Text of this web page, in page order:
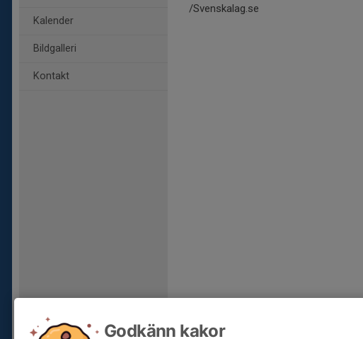
Kalender
Bildgalleri
Kontakt
/Svenskalag.se
Godkänn kakor